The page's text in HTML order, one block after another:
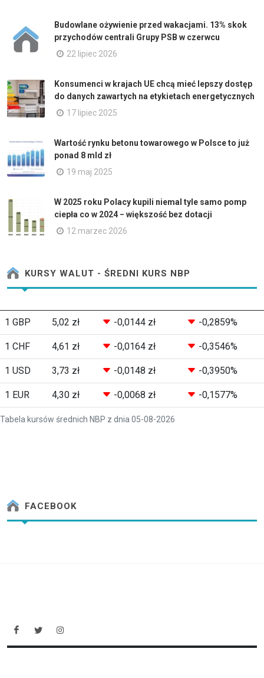
Budowlane ożywienie przed wakacjami. 13% skok
przychodów centrali Grupy PSB w czerwcu
22 lipiec 2026
Konsumenci w krajach UE chcą mieć lepszy dostęp
do danych zawartych na etykietach energetycznych
17 lipiec 2025
Wartość rynku betonu towarowego w Polsce to już
ponad 8 mld zł
19 maj 2025
W 2025 roku Polacy kupili niemal tyle samo pomp
ciepła co w 2024 − większość bez dotacji
12 marzec 2026
KURSY WALUT - ŚREDNI KURS NBP
Tabela kursów średnich NBP z dnia 05-08-2026
1 GBP 5,02 zł -0,0144 zł -0,2859%
1 CHF 4,61 zł -0,0164 zł -0,3546%
1 USD 3,73 zł -0,0148 zł -0,3950%
1 EUR 4,30 zł -0,0068 zł -0,1577%
FACEBOOK